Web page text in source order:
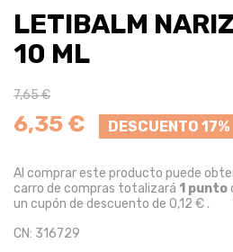
LETIBALM
10 ML
7,65 €
6,35 € DESCUENTO 17%
Al comprar este producto puede
carro de compras totalizará 1 punto
un cupón de descuento de 0,12 €.
CN: 316729